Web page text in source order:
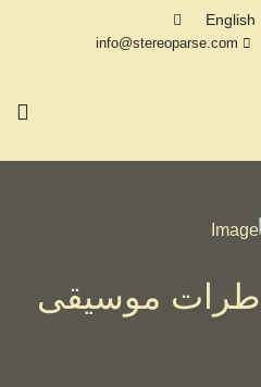
English
info@stereoparse.com
موسیقی